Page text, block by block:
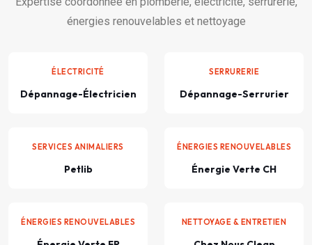
énergies renouvelables et nettoyage
ÉLECTRICITÉ
Dépannage-Électricien
SERRURERIE
Dépannage-Serrurier
SERVICES ANIMALIERS
Petlib
ÉNERGIES RENOUVELABLES
Énergie Verte CH
ÉNERGIES RENOUVELABLES NETTOYAGE & ENTRETIEN